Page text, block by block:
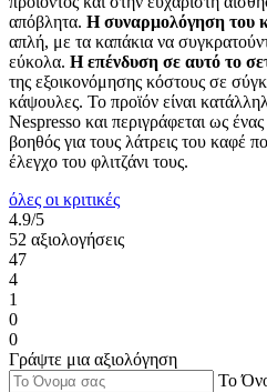
απόβλητα. Η συναρμολόγηση του
απλή, με τα καπάκια να
εύκολα. Η επένδυση σε αυτό το
της εξοικονόμησης κόστους σε
κάψουλες. Το προϊόν είναι
Nespresso και περιγράφεται ως
βοηθός για τους λάτρεις του καφέ
έλεγχο του φλιτζάνι τους.
όλες οι κριτικές
4.9/5
52 αξιολογήσεις
47
4
1
0
0
Γράψτε μια αξιολόγηση
Το